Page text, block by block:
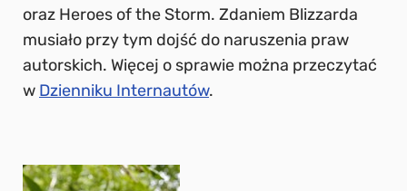
oraz Heroes of the Storm. Zdaniem Blizzarda
musiało przy tym dojść do naruszenia praw
autorskich. Więcej o sprawie można przeczytać
w Dzienniku Internautów.